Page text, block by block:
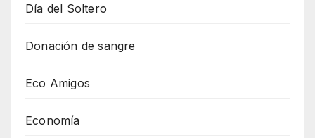
Día del Soltero
Donación de sangre
Eco Amigos
Economía